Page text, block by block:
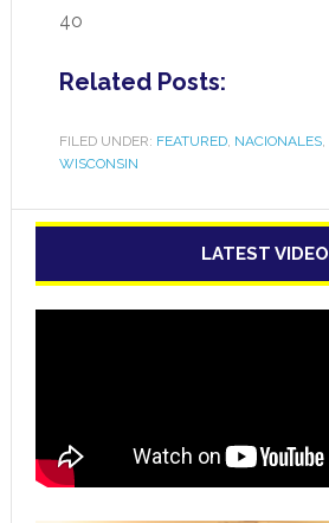
4o
Related Posts:
FILED UNDER: FEATURED, NACIONALES,
WISCONSIN
LATEST VIDEO